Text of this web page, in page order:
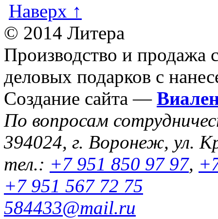
Наверх ↑
© 2014 Литера
Производство и продажа
деловых подарков с
Создание сайта —
По вопросам
394024, г. Воронеж, ул.
тел.: +7 951 850 97 97,
+7 951 567 72 75
584433@mail.ru